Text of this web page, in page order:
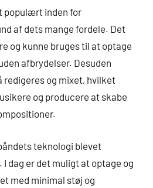
populært inden for
af dets mange fordele. Det
og kunne bruges til at optage
afbrydelser. Desuden
redigeres og mixet, hvilket
og producere at skabe
teknologi blevet
dag er det muligt at optage og
med minimal støj og